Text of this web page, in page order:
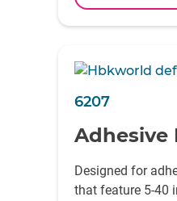
6207
Adhesive
Designed for
that feature 5-40